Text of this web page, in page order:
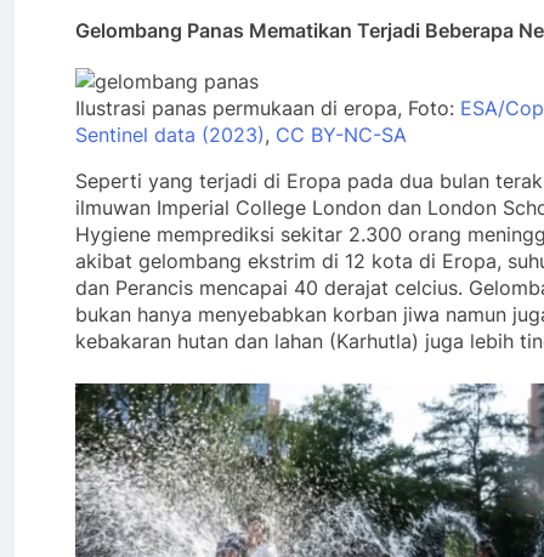
Gelombang Panas Mematikan Terjadi Beberapa
Ilustrasi panas permukaan di eropa, Foto: ESA/
Sentinel data (2023), CC BY-NC-SA
Seperti yang terjadi di Eropa pada dua bulan
ilmuwan Imperial College London dan London
Hygiene memprediksi sekitar 2.300 orang
akibat gelombang ekstrim di 12 kota di Eropa,
dan Perancis mencapai 40 derajat celcius.
bukan hanya menyebabkan korban jiwa namun
kebakaran hutan dan lahan (Karhutla) juga lebih